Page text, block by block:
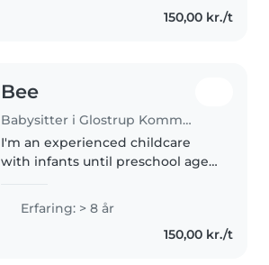
150,00 kr./t
Bee
Babysitter i Glostrup Kommune
I'm an experienced childcare
with infants until preschool ages
EU🇩🇰🇳🇱🇸🇪 and USA🇺🇸. My
experience with children: •
Teacher assistant (Short Term) •
Erfaring: > 8 år
150,00 kr./t